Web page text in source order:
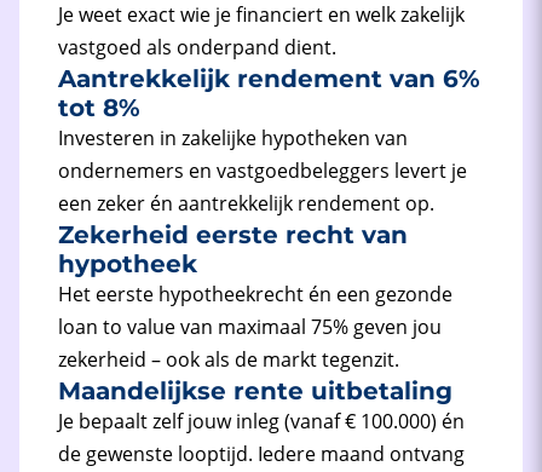
Je weet exact wie je financiert en welk zakelijk
vastgoed als onderpand dient.
Aantrekkelijk rendement van 6%
tot 8%
Investeren in zakelijke hypotheken van
ondernemers en vastgoed­beleggers levert je
een zeker én aantrekkelijk rendement op.
Zekerheid eerste recht van
hypotheek
Het eerste hypotheekrecht én een gezonde
loan to value van maximaal 75% geven jou
zekerheid – ook als de markt tegenzit.
Maandelijkse rente uitbetaling
Je bepaalt zelf jouw inleg (vanaf € 100.000) én
de gewenste looptijd. Iedere maand ontvang